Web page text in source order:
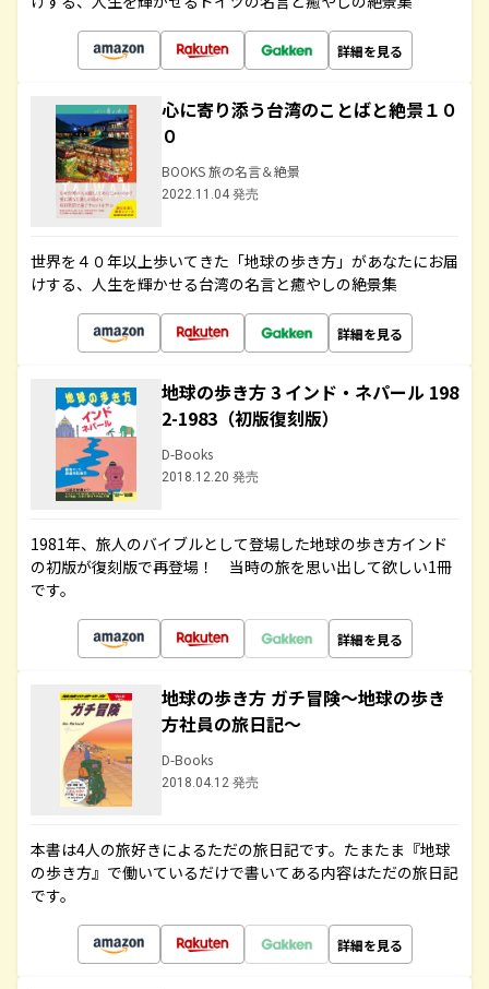
詳細を見る
心に寄り添う台湾のことばと絶景１０
０
BOOKS 旅の名言＆絶景
2022.11.04 発売
世界を４０年以上歩いてきた「地球の歩き方」があなたにお届
けする、人生を輝かせる台湾の名言と癒やしの絶景集
詳細を見る
地球の歩き方 3 インド・ネパール 198
2-1983（初版復刻版）
D-Books
2018.12.20 発売
1981年、旅人のバイブルとして登場した地球の歩き方インド
の初版が復刻版で再登場！ 当時の旅を思い出して欲しい1冊
です。
詳細を見る
地球の歩き方 ガチ冒険～地球の歩き
方社員の旅日記～
D-Books
2018.04.12 発売
本書は4人の旅好きによるただの旅日記です。たまたま『地球
の歩き方』で働いているだけで書いてある内容はただの旅日記
です。
詳細を見る